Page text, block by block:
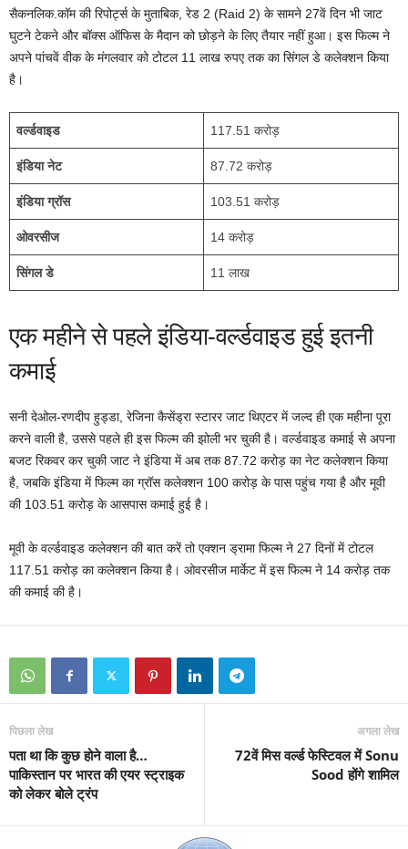
सैकनलिक.कॉम की रिपोर्ट्स के मुताबिक, रेड 2 (Raid 2) के सामने 27वें दिन भी जाट
घुटने टेकने और बॉक्स ऑफिस के मैदान को छोड़ने के लिए तैयार नहीं हुआ। इस फिल्म ने
अपने पांचवें वीक के मंगलवार को टोटल 11 लाख रुपए तक का सिंगल डे कलेक्शन किया
है।
वर्ल्डवाइड 117.51 करोड़
इंडिया नेट 87.72 करोड़
इंडिया ग्रॉस 103.51 करोड़
ओवरसीज 14 करोड़
सिंगल डे 11 लाख
एक महीने से पहले इंडिया-वर्ल्डवाइड हुई इतनी
कमाई
सनी देओल-रणदीप हुड्डा, रेजिना कैसेंड्रा स्टारर जाट थिएटर में जल्द ही एक महीना पूरा
करने वाली है, उससे पहले ही इस फिल्म की झोली भर चुकी है। वर्ल्डवाइड कमाई से अपना
बजट रिकवर कर चुकी जाट ने इंडिया में अब तक 87.72 करोड़ का नेट कलेक्शन किया
है, जबकि इंडिया में फिल्म का ग्रॉस कलेक्शन 100 करोड़ के पास पहुंच गया है और मूवी
की 103.51 करोड़ के आसपास कमाई हुई है।
मूवी के वर्ल्डवाइड कलेक्शन की बात करें तो एक्शन ड्रामा फिल्म ने 27 दिनों में टोटल
117.51 करोड़ का कलेक्शन किया है। ओवरसीज मार्केट में इस फिल्म ने 14 करोड़ तक
की कमाई की है।
पिछला लेख
पता था कि कुछ होने वाला है…
पाकिस्‍तान पर भारत की एयर स्‍ट्राइक
को लेकर बोले ट्रंप
अगला लेख
72वें मिस वर्ल्ड फेस्टिवल में Sonu
Sood होंगे शामिल